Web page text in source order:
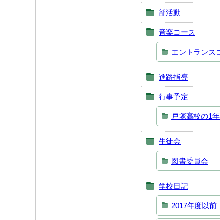
部活動
音楽コース
エントランス
進路指導
行事予定
戸塚高校の1年
生徒会
図書委員会
学校日記
2017年度以前